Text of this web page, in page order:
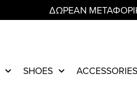
ΔΩΡΕΑΝ
SHOES ACCESSORIES